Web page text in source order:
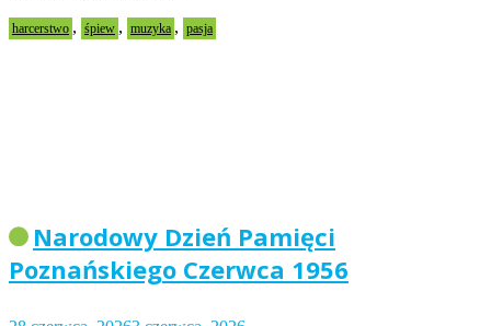
harcerstwo , śpiew , muzyka , pasja
Narodowy Dzień Pamięci
Poznańskiego Czerwca 1956